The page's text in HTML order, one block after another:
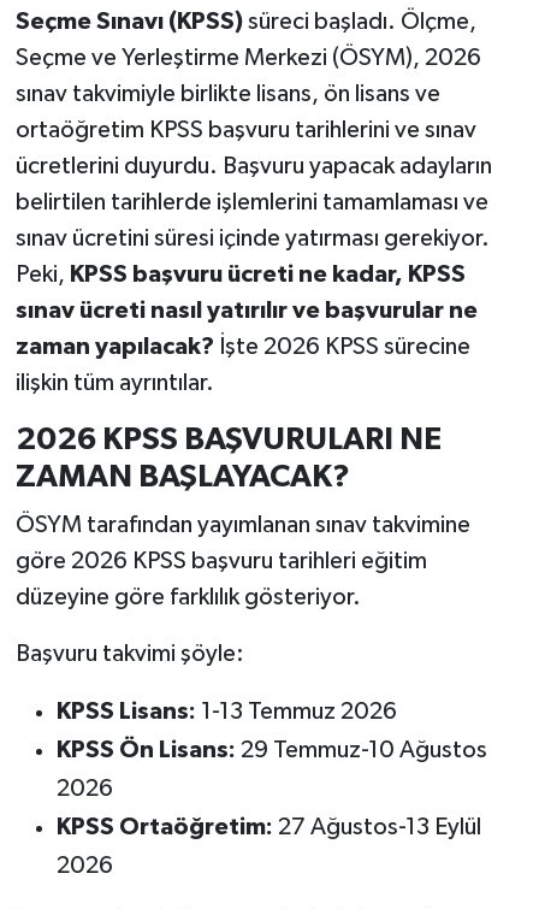
Seçme Sınavı (KPSS)süreci başladı. Ölçme,
Seçme ve Yerleştirme Merkezi (ÖSYM), 2026
sınav takvimiyle birlikte lisans, ön lisans ve
ortaöğretim KPSS başvuru tarihlerini ve sınav
ücretlerini duyurdu. Başvuru yapacak adayların
belirtilen tarihlerde işlemlerini tamamlaması ve
sınav ücretini süresi içinde yatırması gerekiyor.
Peki, KPSS başvuru ücreti ne kadar, KPSS
sınav ücreti nasıl yatırılır ve başvurular ne
zaman yapılacak? İşte 2026 KPSS sürecine
ilişkin tüm ayrıntılar.
2026 KPSS BAŞVURULARI NE
ZAMAN BAŞLAYACAK?
ÖSYM tarafından yayımlanan sınav takvimine
göre 2026 KPSS başvuru tarihleri eğitim
düzeyine göre farklılık gösteriyor.
Başvuru takvimi şöyle:
KPSS Lisans: 1-13 Temmuz 2026
KPSS Ön Lisans: 29 Temmuz-10 Ağustos
2026
KPSS Ortaöğretim: 27 Ağustos-13 Eylül
2026
Yaşam
KAHRAMANMARAŞ